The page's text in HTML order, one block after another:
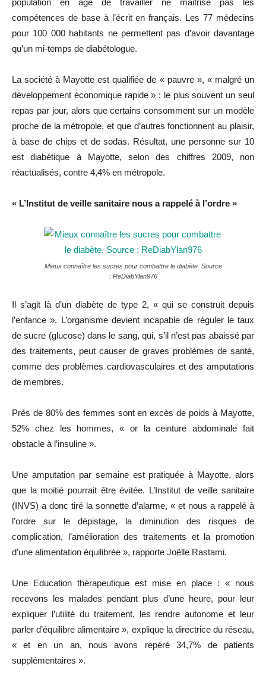
population en âge de travailler ne maitrise pas les
compétences de base à l’écrit en français. Les 77 médecins
pour 100 000 habitants ne permettent pas d’avoir davantage
qu’un mi-temps de diabétologue.
La société à Mayotte est qualifiée de « pauvre », « malgré un
développement économique rapide » : le plus souvent un seul
repas par jour, alors que certains consomment sur un modèle
proche de la métropole, et que d’autres fonctionnent au plaisir,
à base de chips et de sodas. Résultat, une personne sur 10
est diabétique à Mayotte, selon des chiffres 2009, non
réactualisés, contre 4,4% en métropole.
« L’Institut de veille sanitaire nous a rappelé à l’ordre »
Mieux connaître les sucres pour combattre le diabète. Source
: ReDiabYlan976
Il s’agit là d’un diabète de type 2, « qui se construit depuis
l’enfance ». L’organisme devient incapable de réguler le taux
de sucre (glucose) dans le sang, qui, s’il n’est pas abaissé par
des traitements, peut causer de graves problèmes de santé,
comme des problèmes cardiovasculaires et des amputations
de membres.
Prés de 80% des femmes sont en excès de poids à Mayotte,
52% chez les hommes, « or la ceinture abdominale fait
obstacle à l’insuline ».
Une amputation par semaine est pratiquée à Mayotte, alors
que la moitié pourrait être évitée. L’Institut de veille sanitaire
(INVS) a donc tiré la sonnette d’alarme, « et nous a rappelé à
l’ordre sur le dépistage, la diminution des risques de
complication, l’amélioration des traitements et la promotion
d’une alimentation équilibrée », rapporte Joëlle Rastami.
Une Education thérapeutique est mise en place : « nous
recevons les malades pendant plus d’une heure, pour leur
expliquer l’utilité du traitement, les rendre autonome et leur
parler d’équilibre alimentaire », explique la directrice du réseau,
« et en un an, nous avons repéré 34,7% de patients
supplémentaires ».